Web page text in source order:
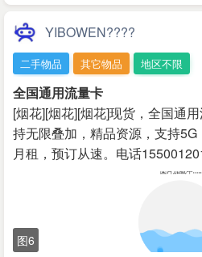
YIBOWEN????
二手物品 其它物品 地区不限
全国通用流量卡
[烟花][烟花][烟花]现货，全国通
持无限叠加，精品资源，支持
月租，预订从速。电话
图6